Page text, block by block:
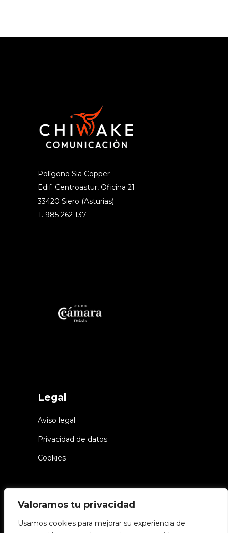
Valoramos tu privacidad
Usamos cookies para mejorar su experiencia de
Polígono Sia Copper
Edif. Centroastur, Oficina 21
33420 Siero (Asturias)
T. 985 262 137
Legal
Aviso legal
Privacidad de datos
Cookies